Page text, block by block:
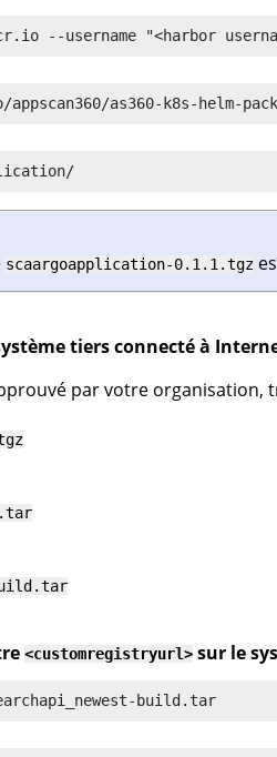
--username "<harbor
as360-k8s-helm-
scaargoapplication-0.1.1.tgz
tiers connecté à
par votre organisation,
<customregistryurl>sur le
build.tar